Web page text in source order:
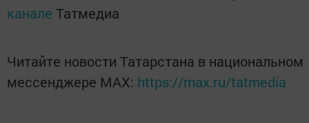
канале Татмедиа
Читайте новости Татарстана в национальном
мессенджере MАХ: https://max.ru/tatmedia